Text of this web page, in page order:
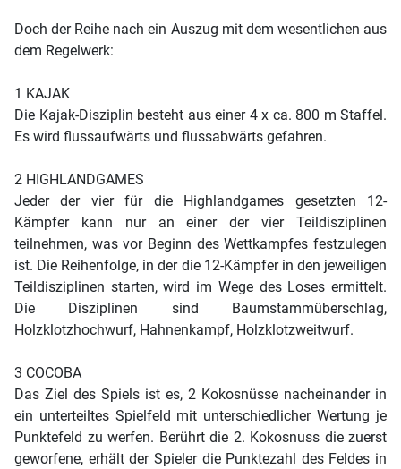
Doch der Reihe nach ein Auszug mit dem wesentlichen aus
dem Regelwerk:
1 KAJAK
Die Kajak-Disziplin besteht aus einer 4 x ca. 800 m Staffel.
Es wird flussaufwärts und flussabwärts gefahren.
2 HIGHLANDGAMES
Jeder der vier für die Highlandgames gesetzten 12-
Kämpfer kann nur an einer der vier Teildisziplinen
teilnehmen, was vor Beginn des Wettkampfes festzulegen
ist. Die Reihenfolge, in der die 12-Kämpfer in den jeweiligen
Teildisziplinen starten, wird im Wege des Loses ermittelt.
Die Disziplinen sind Baumstammüberschlag,
Holzklotzhochwurf, Hahnenkampf, Holzklotzweitwurf.
3 COCOBA
Das Ziel des Spiels ist es, 2 Kokosnüsse nacheinander in
ein unterteiltes Spielfeld mit unterschiedlicher Wertung je
Punktefeld zu werfen. Berührt die 2. Kokosnuss die zuerst
geworfene, erhält der Spieler die Punktezahl des Feldes in